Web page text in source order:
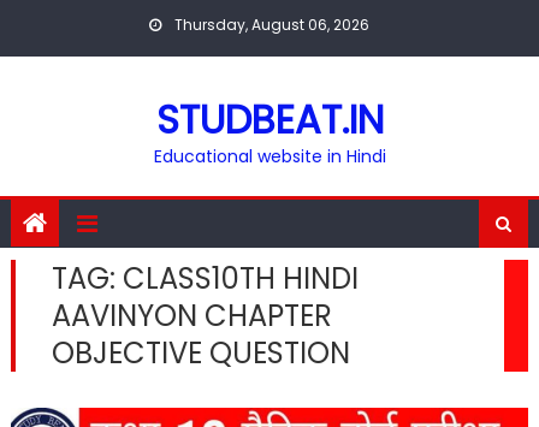
Thursday, August 06, 2026
STUDBEAT.IN
Educational website in Hindi
TAG: CLASS10TH HINDI
AAVINYON CHAPTER
OBJECTIVE QUESTION